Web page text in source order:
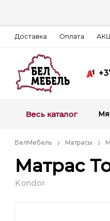
Доставка Оплата
Весь каталог
БелМебель Матрасы
Матрас
Kondor